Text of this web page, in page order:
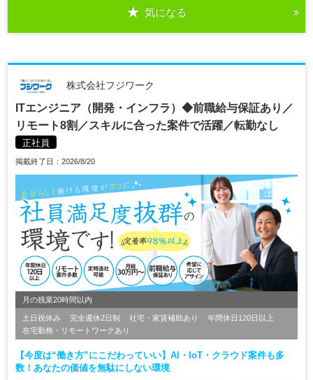
気になる
株式会社フジワーク
ITエンジニア（開発・インフラ）◆前職給与保証あり／
リモート8割／スキルに合った案件で活躍／転勤なし
正社員
掲載終了日：2026/8/20
月の残業20時間以内
土日祝休み 完全週休2日制 社宅・家賃補助あり
年間休日120日以上
在宅勤務・リモートワークあり
【今度は“働き方”にこだわっていい】AI・IoT・クラウド案件も多
数！あなたの価値を無駄にしない環境